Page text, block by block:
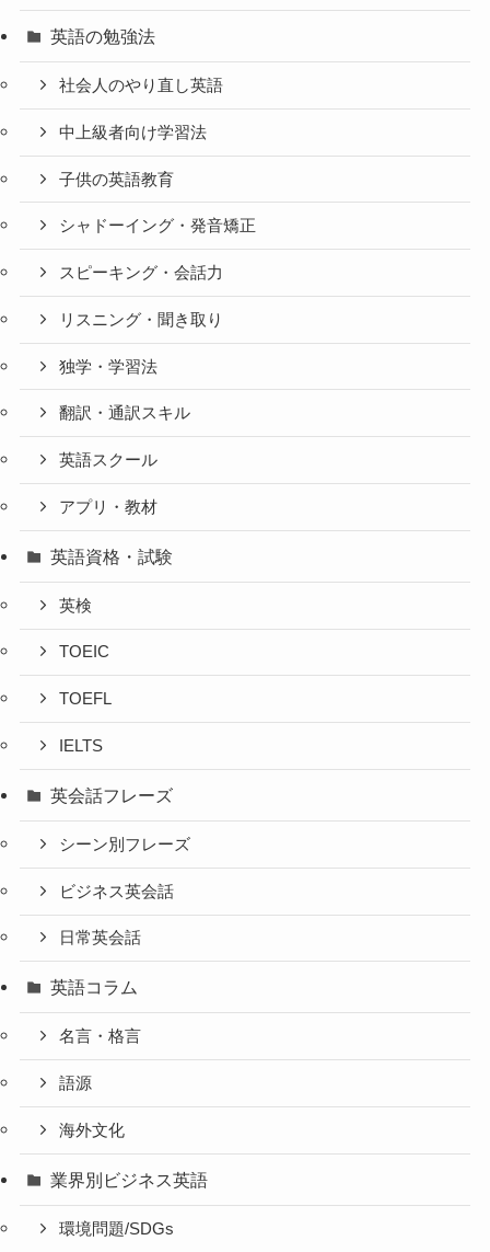
英語の勉強法
社会人のやり直し英語
中上級者向け学習法
子供の英語教育
シャドーイング・発音矯正
スピーキング・会話力
リスニング・聞き取り
独学・学習法
翻訳・通訳スキル
英語スクール
アプリ・教材
英語資格・試験
英検
TOEIC
TOEFL
IELTS
英会話フレーズ
シーン別フレーズ
ビジネス英会話
日常英会話
英語コラム
名言・格言
語源
海外文化
業界別ビジネス英語
環境問題/SDGs